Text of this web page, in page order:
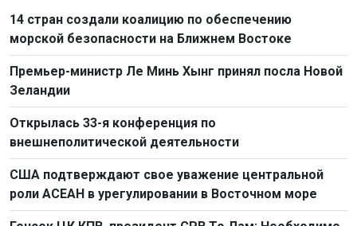
14 стран создали коалицию по обеспечению
морской безопасности на Ближнем Востоке
Премьер-министр Ле Минь Хынг принял посла Новой
Зеландии
Открылась 33-я конференция по
внешнеполитической деятельности
США подтверждают свое уважение центральной
роли АСЕАН в урегулировании в Восточном море